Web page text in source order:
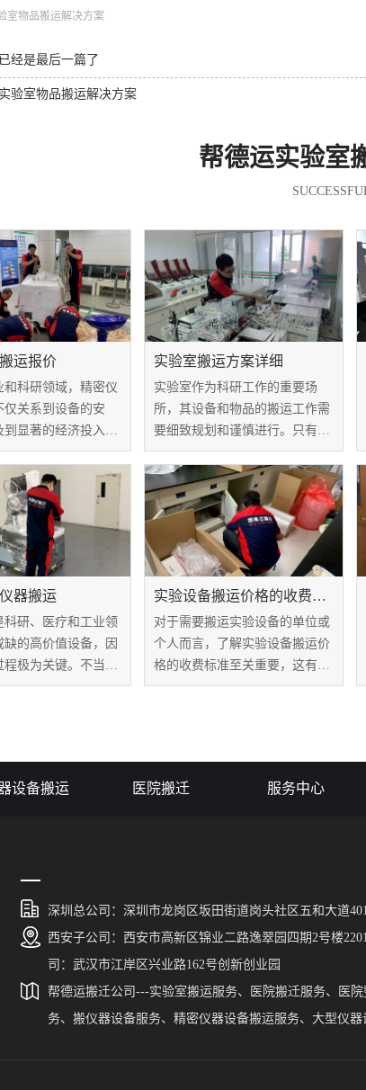
室物品搬运解决方案
已经是最后一篇了
实验室物品搬运解决方案
帮德运实验室
运报价
和科研领域，精密仪
仅关系到设备的安
显著的经济投入。
价值通常高达数百万
，选择合适的搬运服
重要的。对于企业和
，了解精密仪器搬
格范围...
实验室搬运方案详细
实验室作为科研工作的重要场
所，其设备和物品的搬运工作需
要细致规划和谨慎进行。只有制
定完善的实验室搬运方案，不仅
能确保设备和物品的安全，还能
提高搬运效率、减少不必要的损
失。那么，实验室搬运方案详细
内容有哪些？
器搬运
科研、医疗和工业领
缺的高价值设备，因
极为关键。不当的
致仪器损坏、失效或
实验设备搬运价格的收费标准
对于需要搬运实验设备的单位或
个人而言，了解实验设备搬运价
格的收费标准至关重要，这有助
于他们更好地规划预算，选择适
设备搬运 医院搬迁 服务中心
深圳总公司：深圳市龙岗区坂田街道岗头社区五和大道
西安子公司：西安市高新区锦业二路逸翠园四期2号楼
司：武汉市江岸区兴业路162号创新创业园
帮德运搬迁公司---实验室搬运服务、医院搬迁服务、医院
务、搬仪器设备服务、精密仪器设备搬运服务、大型仪器